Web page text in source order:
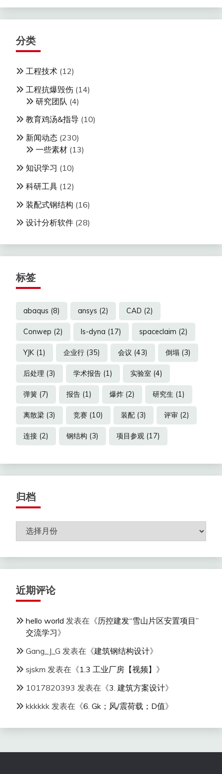
分类
工程技术 (12)
工程抗爆毁伤 (14)
研究团队 (4)
教育鸡汤&指导 (10)
新闻动态 (230)
一些素材 (13)
知识学习 (10)
科研工具 (12)
装配式钢结构 (16)
设计分析软件 (28)
标签
abaqus (8) ansys (2) CAD (2)
Conwep (2) ls-dyna (17) spaceclaim (2)
YJK (1) 企业行 (35) 会议 (43) 倒塌 (3)
后处理 (3) 学术报告 (1) 实验室 (4)
弹簧 (7) 报告 (1) 爆炸 (2) 研究生 (1)
离散梁 (3) 竞赛 (10) 装配 (3) 评审 (2)
连接 (2) 钢结构 (3) 项目参观 (17)
归档
档
近期评论
hello world 发表在《历控建发“雪山片区安置项目”
交流学习》
Gang_J_G 发表在《建筑钢结构设计》
sjskm 发表在《1.3 工业厂房【视频】 》
1017820393 发表在《3. 建筑方案设计》
kkkkkk 发表在《6. Gk；风/震荷载；D值》